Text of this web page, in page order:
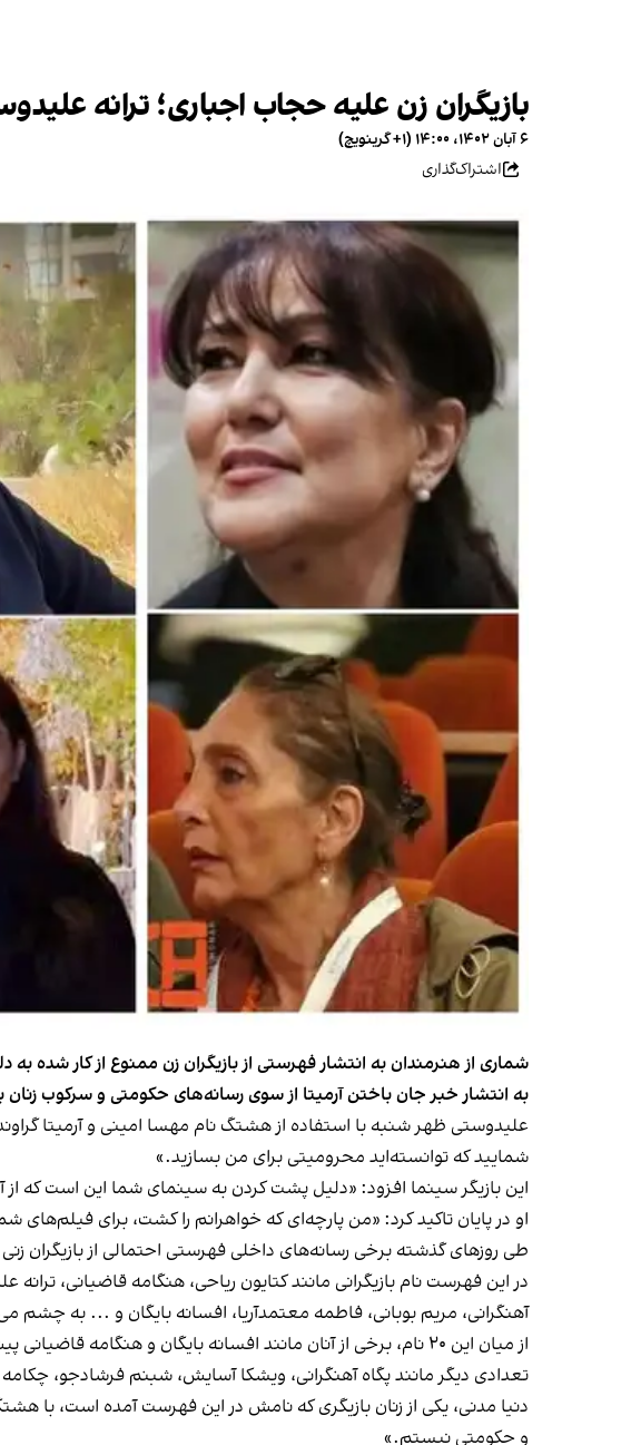
بازیگران زن علیه حجاب اجباری؛ ترانه
۶ آبان ۱۴۰۲، ۱۴:۰۰ (‎+۱ گرینویچ)
اشتراک‌گذاری
شماری از هنرمندان به انتشار فهرستی از بازیگران زن ممنوع‌ از کار
به انتشار خبر جان باختن آرمیتا از سوی رسانه‌های حکومتی و سرکوب
علیدوستی ظهر شنبه با استفاده از هشتگ نام مهسا امینی و آرمیتا
شمایید که توانسته‌اید محرومیتی برای من بسازید.»
این بازیگر سینما افزود: «دلیل پشت کردن به سینمای شما این است که
او در پایان تاکید کرد: «من پارچه‌ای که خواهرانم را کشت، برای فیلم‌های
طی روزهای گذشته برخی رسانه‌های داخلی فهرستی احتمالی از بازیگران
در این فهرست نام بازیگرانی مانند کتایون ریاحی، هنگامه قاضیانی،
آهنگرانی، مریم بوبانی، فاطمه معتمدآریا، افسانه بایگان و ... به چشم
از میان این ۲۰ نام، برخی از آنان مانند افسانه بایگان و هنگامه قاضیانی پیش‌تر گفته بودند از بازیگری خداحافظی کرده‌اند.
تعدادی دیگر مانند پگاه آهنگرانی، ویشکا آسایش، شبنم فرشادجو،
دنیا مدنی، یکی از زنان بازیگری که نامش در این فهرست آمده است، با
و حکومتی نیستم.»